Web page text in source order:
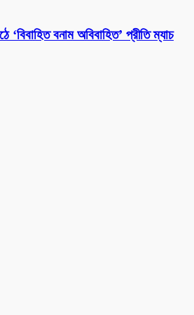
‘বিবাহিত বনাম অবিবাহিত’ প্রীতি ম্যাচ